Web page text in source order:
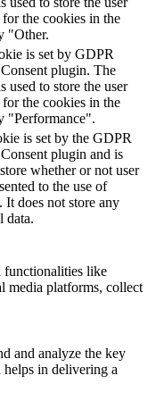
for the cookies in the
"Other.
is set by GDPR
plugin. The
used to store the user
for the cookies in the
"Performance".
is set by the GDPR
plugin and is
whether or not user
to the use of
It does not store any
data.
functionalities like
media platforms, collect
and analyze the key
in delivering a